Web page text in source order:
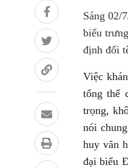
Sáng 02/
biểu
định đổi
Việc
tổng thể
trọng,
nói
huy văn
đại biểu